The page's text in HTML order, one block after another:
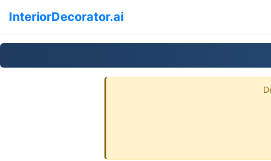
InteriorDecorator.ai